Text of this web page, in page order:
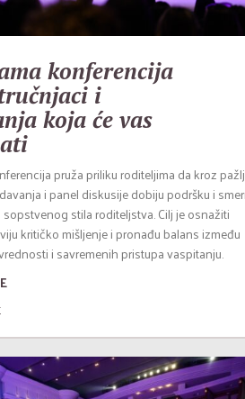
konferencija
i
koja će vas
pruža priliku roditeljima da kroz
i panel diskusije dobiju podršku i
stila roditeljstva. Cilj je osnažiti
kritičko mišljenje i pronađu balans između
i savremenih pristupa vaspitanju.